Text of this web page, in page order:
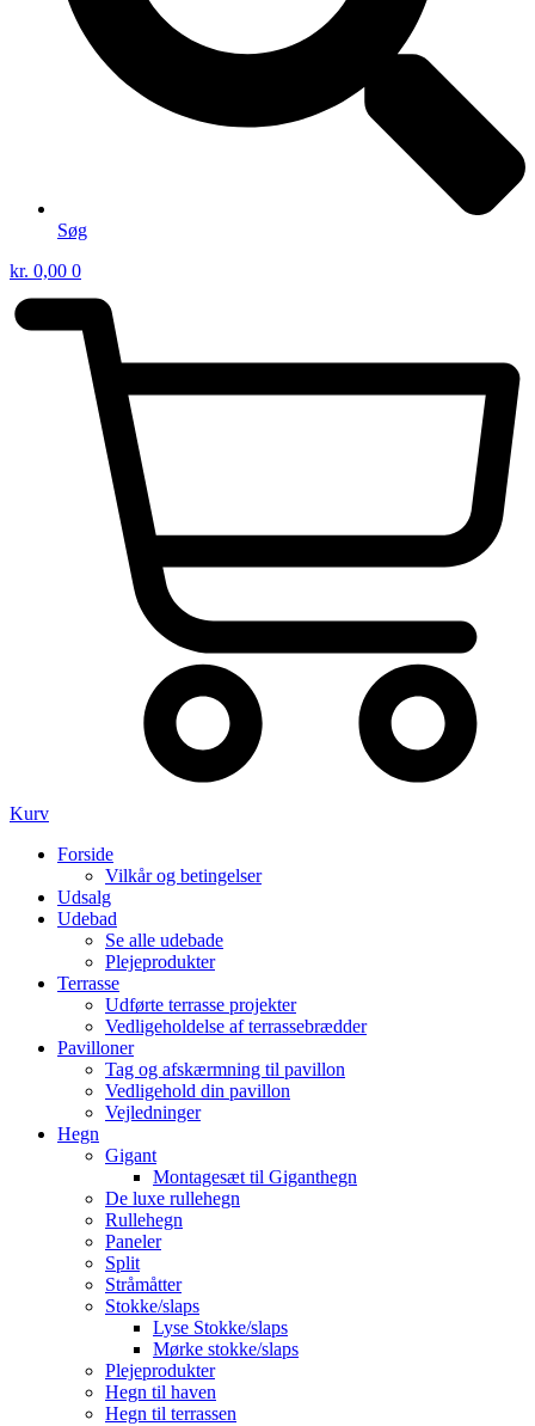
Søg
kr. 0,00 0
Kurv
Forside
Vilkår og betingelser
Udsalg
Udebad
Se alle udebade
Plejeprodukter
Terrasse
Udførte terrasse projekter
Vedligeholdelse af terrassebrædder
Pavilloner
Tag og afskærmning til pavillon
Vedligehold din pavillon
Vejledninger
Hegn
Gigant
Montagesæt til Giganthegn
De luxe rullehegn
Rullehegn
Paneler
Split
Stråmåtter
Stokke/slaps
Lyse Stokke/slaps
Mørke stokke/slaps
Plejeprodukter
Hegn til haven
Hegn til terrassen